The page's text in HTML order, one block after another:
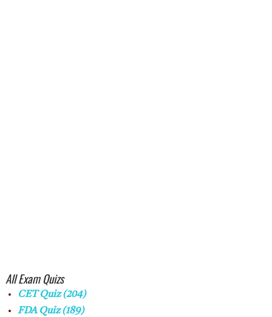
All Exam Quizs
CET Quiz(204)
FDA Quiz(189)